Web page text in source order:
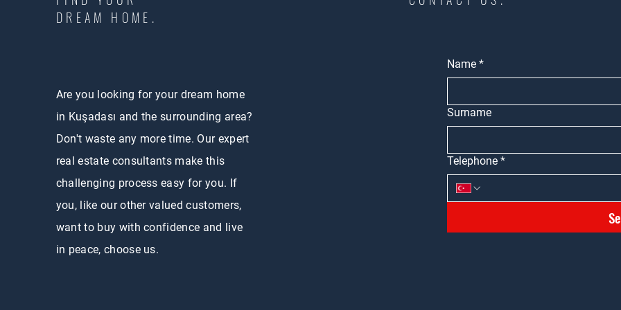
DREAM HOME.
Are you looking for your dream home
in Kuşadası and the surrounding area?
Don't waste any more time. Our expert
real estate consultants make this
challenging process easy for you. If
you, like our other valued customers,
want to buy with confidence and live
in peace, choose us.
Name *
Surname
Telephone *